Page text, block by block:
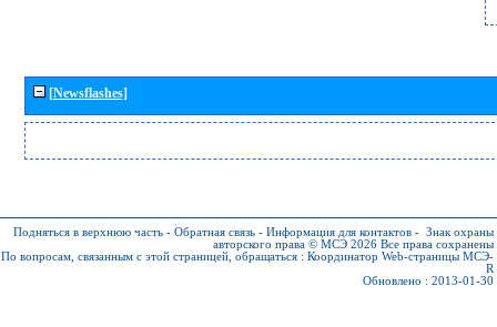
[Newsflashes]
Подняться в верхнюю часть - Обратная связь - Информация для контактов - Знак охраны
авторского права © МСЭ 2026 Все права сохранены
По вопросам, связанным с этой страницей, обращаться : Координатор Web-страницы МСЭ-
R
Обновлено : 2013-01-30